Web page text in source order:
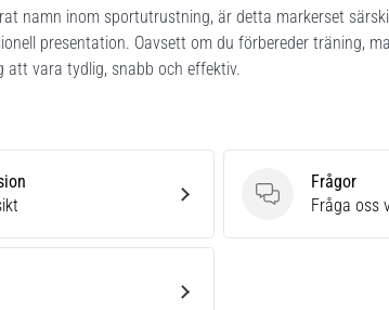
namn inom sportutrustning, är detta markerset
presentation. Oavsett om du förbereder träning,
att vara tydlig, snabb och effektiv.
Frågor
Frågor
Fråga oss